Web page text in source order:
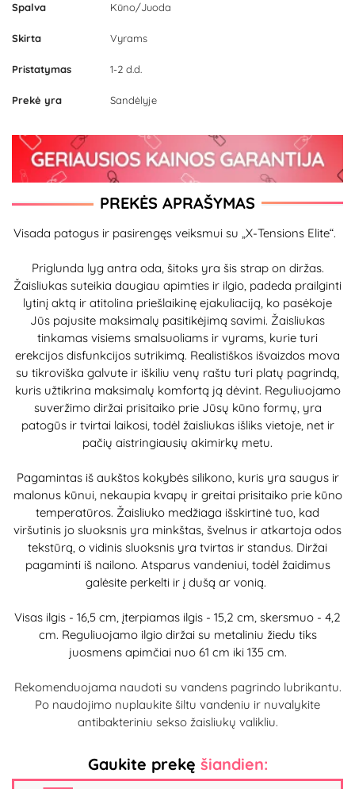
Spalva Kūno/Juoda
Skirta Vyrams
Pristatymas 1-2 d.d.
Prekė yra Sandėlyje
PREKĖS APRAŠYMAS
Visada patogus ir pasirengęs veiksmui su „X-Tensions Elite“.
Priglunda lyg antra oda, šitoks yra šis strap on diržas.
Žaisliukas suteikia daugiau apimties ir ilgio, padeda prailginti
lytinį aktą ir atitolina priešlaikinę ejakuliaciją, ko pasėkoje
Jūs pajusite maksimalų pasitikėjimą savimi. Žaisliukas
tinkamas visiems smalsuoliams ir vyrams, kurie turi
erekcijos disfunkcijos sutrikimą. Realistiškos išvaizdos mova
su tikroviška galvute ir iškiliu venų raštu turi platų pagrindą,
kuris užtikrina maksimalų komfortą ją dėvint. Reguliuojamo
suveržimo diržai prisitaiko prie Jūsų kūno formų, yra
patogūs ir tvirtai laikosi, todėl žaisliukas išliks vietoje, net ir
pačių aistringiausių akimirkų metu.
Pagamintas iš aukštos kokybės silikono, kuris yra saugus ir
malonus kūnui, nekaupia kvapų ir greitai prisitaiko prie kūno
temperatūros. Žaisliuko medžiaga išskirtinė tuo, kad
viršutinis jo sluoksnis yra minkštas, švelnus ir atkartoja odos
tekstūrą, o vidinis sluoksnis yra tvirtas ir standus. Diržai
pagaminti iš nailono. Atsparus vandeniui, todėl žaidimus
galėsite perkelti ir į dušą ar vonią.
Visas ilgis - 16,5 cm, įterpiamas ilgis - 15,2 cm, skersmuo - 4,2
cm. Reguliuojamo ilgio diržai su metaliniu žiedu tiks
juosmens apimčiai nuo 61 cm iki 135 cm.
Rekomenduojama naudoti su vandens pagrindo lubrikantu.
Po naudojimo nuplaukite šiltu vandeniu ir nuvalykite
antibakteriniu sekso žaisliukų valikliu.
Gaukite prekę šiandien: